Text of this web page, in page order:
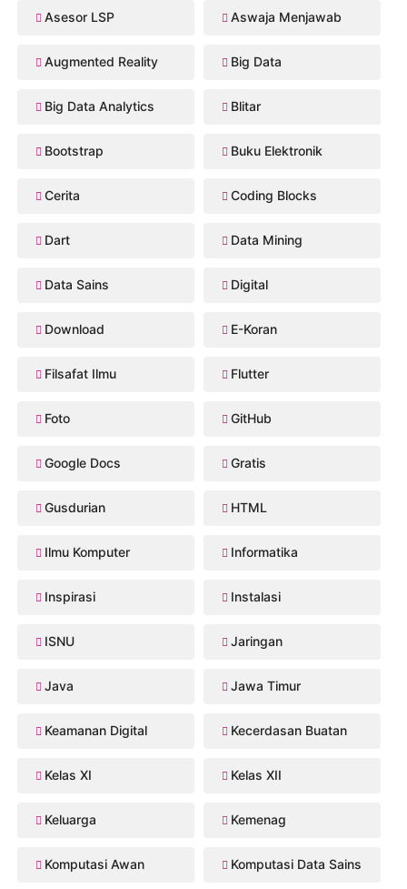
Asesor LSP Aswaja Menjawab
Augmented Reality Big Data
Big Data Analytics Blitar
Bootstrap Buku Elektronik
Cerita Coding Blocks
Dart Data Mining
Data Sains Digital
Download E-Koran
Filsafat Ilmu Flutter
Foto GitHub
Google Docs Gratis
Gusdurian HTML
Ilmu Komputer Informatika
Inspirasi Instalasi
ISNU Jaringan
Java Jawa Timur
Keamanan Digital Kecerdasan Buatan
Kelas XI Kelas XII
Keluarga Kemenag
Komputasi Awan Komputasi Data Sains